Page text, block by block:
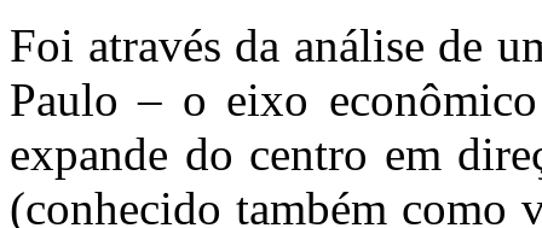
Foi através da análise de
Paulo – o eixo
expande do centro em
(conhecido também como